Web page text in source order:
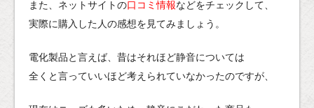
また、ネットサイトの口コミ情報などをチェックして、
実際に購入した人の感想を見てみましょう。
電化製品と言えば、昔はそれほど静音については
全くと言っていいほど考えられていなかったのですが、